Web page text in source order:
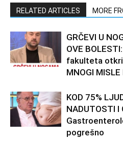
RELATED ARTICLES MORE
GRČEVI U
OVE
fakulteta
MNOGI
KOD 75%
NADUTOSTI I
pogrešno